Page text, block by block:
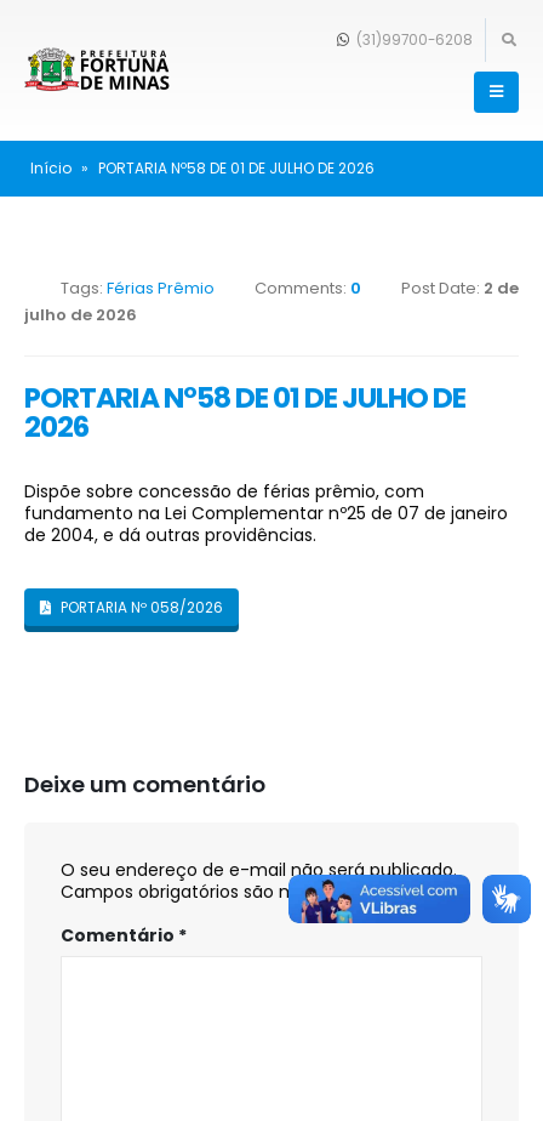
(31)99700-6208
Início » PORTARIA Nº58 DE 01 DE JULHO DE 2026
Tags: Férias Prêmio Comments: 0 Post Date: 2 de
julho de 2026
PORTARIA Nº58 DE 01 DE JULHO DE
2026
Dispõe sobre concessão de férias prêmio, com
fundamento na Lei Complementar nº25 de 07 de janeiro
de 2004, e dá outras providências.
PORTARIA Nº 058/2026
Deixe um comentário
O seu endereço de e-mail não será publicado.
Campos obrigatórios são marcados com*
Comentário *